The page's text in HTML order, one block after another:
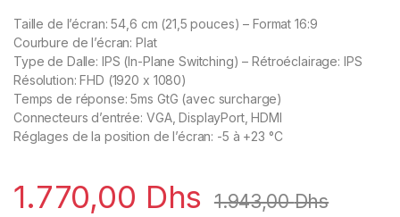
Taille de l’écran: 54,6 cm (21,5 pouces) – Format 16:9
Courbure de l’écran: Plat
Type de Dalle: IPS (In-Plane Switching) – Rétroéclairage: IPS
Résolution: FHD (1920 x 1080)
Temps de réponse: 5ms GtG (avec surcharge)
Connecteurs d’entrée: VGA, DisplayPort, HDMI
Réglages de la position de l’écran: -5 à +23 °C
1.770,00 Dhs 1.943,00Dhs